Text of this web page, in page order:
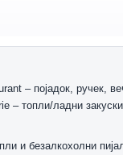
– појадок, ручек,
– топли/ладни
и безалкохолни